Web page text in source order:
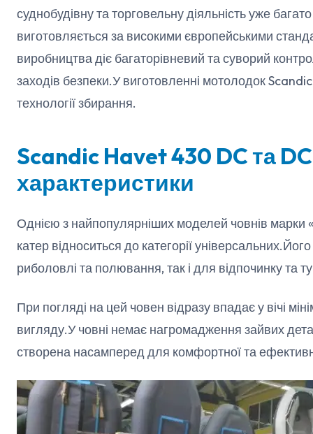
суднобудівну та торговельну діяльність уже
виготовляється за високими європейськими
виробництва діє багаторівневий та суворий
заходів безпеки.У виготовленні мотолодок
технології збирання.
Scandic Havet 430 DC та
характеристики
Однією з найпопулярніших моделей човнів
катер відноситься до категорії
риболовлі та полювання, так і для відпочинку та
При погляді на цей човен відразу впадає у вічі
вигляду.У човні немає нагромадження зайвих
створена насамперед для комфортної та